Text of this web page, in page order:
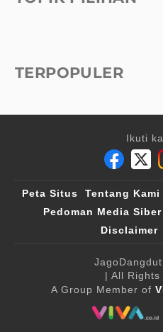
TERPOPULER
Ikuti
Peta Situs Tentang Kami
Pedoman Media Siber
Disclaimer
| All Rights
A Group Member of